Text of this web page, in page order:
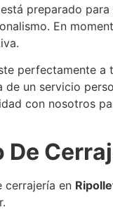
está preparado
En
perfectamente
un servicio
con nosotros
cerrajería en